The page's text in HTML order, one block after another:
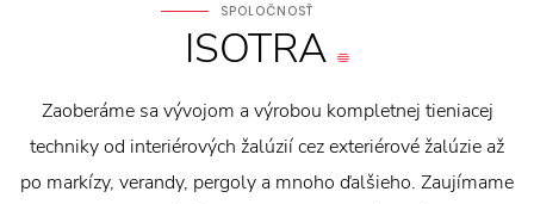
SPOLOČNOSŤ
ISOTRA
Zaoberáme sa vývojom a výrobou kompletnej tieniacej
techniky od interiérových žalúzií cez exteriérové žalúzie až
po markízy, verandy, pergoly a mnoho ďalšieho. Zaujímame